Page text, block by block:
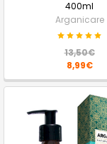
400ml
Arganicare
13,50€
8,99€